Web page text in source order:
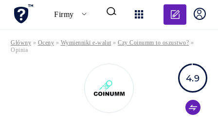
Firmy
Dodaj
Główny » Oceny » Wymienniki e-walut » Czy Coinumm to oszustwo? »
Opinia
4.9